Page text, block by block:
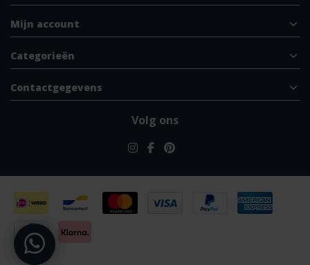
Mijn account
Categorieën
Contactgegevens
Volg ons